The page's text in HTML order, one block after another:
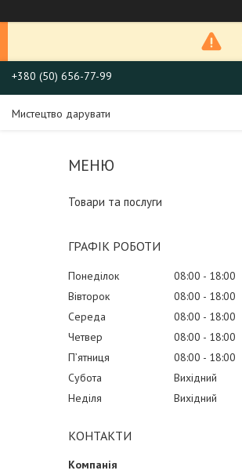
+380 (50) 656-77-99
Мистецтво дарувати
Товари та послуги
ГРАФІК РОБОТИ
Понеділок 08:00
18:00
Вівторок
08:00
18:00
Середа
08:00
18:00
Четвер
08:00
18:00
Пʼятниця
08:00
18:00
Субота
Вихідний
Неділя
Вихідний
КОНТАКТИ